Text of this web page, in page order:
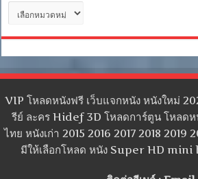
หมู่
VIP โหลดหนังฟรี เว็บแจกหนัง หนังใหม่
รีย์ ละคร Hidef 3D โหลดการ์ตูน โหลด
ไทย หนังเก่า 2015 2016 2017 2018 2019
มีให้เลือกโหลด หนัง Super HD